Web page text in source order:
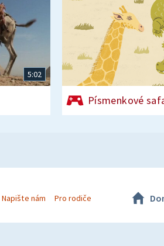
5:02
Písmenkové
Napište nám Pro rodiče